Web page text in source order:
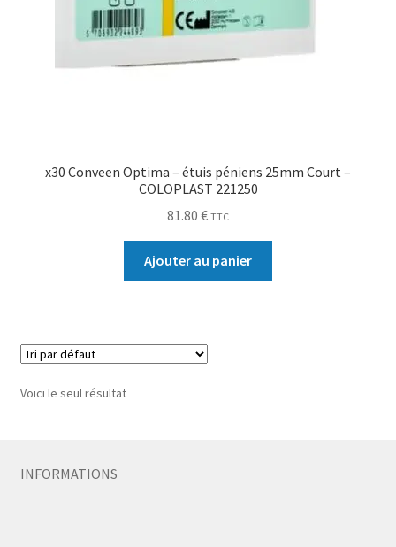
x30 Conveen Optima – étuis péniens 25mm Court –
COLOPLAST 221250
81.80 € TTC
Ajouter au panier
Voici le seul résultat
INFORMATIONS